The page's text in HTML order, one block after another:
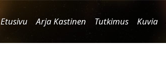
Etusivu Arja Kastinen Tutkimus Kuvia